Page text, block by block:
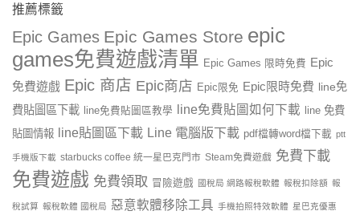
推薦標籤
Epic Games Epic Games Store epic
games免費遊戲清單 Epic Games 限時免費 Epic
免費遊戲 Epic 商店 Epic商店 Epic限免 Epic限時免費 line免
費貼圖區下載
line免費貼圖區教學 line免費貼圖如何下載
line 免費
貼圖情報
line貼圖區下載 Line 電腦版下載 pdf檔轉word檔下載 ptt
手機版下載 starbucks coffee 統一星巴克門市 Steam免費遊戲 免費下載
免費遊戲 免費領取 冒險遊戲 國稅局 網路報稅軟體 報稅扣除額 報
稅試算 報稅軟體 國稅局 惡意軟體移除工具 手機拍照特效軟體 星巴克優惠